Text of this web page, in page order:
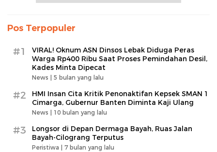
Pos Terpopuler
#1
VIRAL! Oknum ASN Dinsos Lebak Diduga Peras
Warga Rp400 Ribu Saat Proses Pemindahan Desil,
Kades Minta Dipecat
News | 5 bulan yang lalu
#2
HMI Insan Cita Kritik Penonaktifan Kepsek SMAN 1
Cimarga, Gubernur Banten Diminta Kaji Ulang
News | 10 bulan yang lalu
#3
Longsor di Depan Dermaga Bayah, Ruas Jalan
Bayah-Cilograng Terputus
Peristiwa | 7 bulan yang lalu